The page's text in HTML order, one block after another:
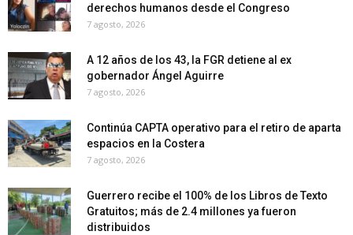
derechos humanos desde el Congreso
7 agosto, 2026
A 12 años de los 43, la FGR detiene al ex
gobernador Ángel Aguirre
7 agosto, 2026
Continúa CAPTA operativo para el retiro de aparta
espacios en la Costera
7 agosto, 2026
Guerrero recibe el 100% de los Libros de Texto
Gratuitos; más de 2.4 millones ya fueron
distribuidos